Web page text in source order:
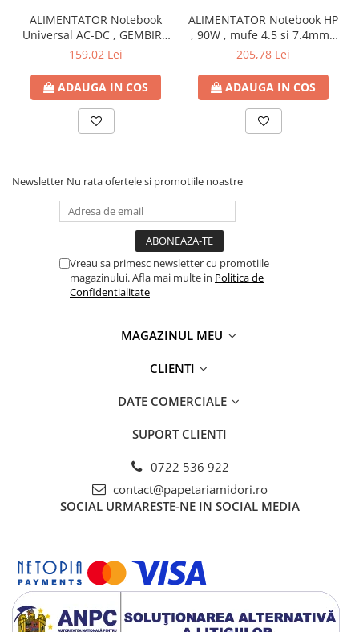
Perforatoare
Suporturi pentru birou
Caiete si blocuri de desen
Coperti pentru caiete si carti
Tempera, guase si acuarele
Carioci
Creioane colorate
Ascutitori si radiere
Creta si creioane cerate
Cartuse originale
Benzi etichete originale Brother
Cartuse originale Develop
Cartuse originale Epson
Cartuse originale HP
ALIMENTATOR Notebook
Universal AC-DC , GEMBIRD
, 90W - tensiuni
DC la 4.5 A max , protectie
la supratensiuni Cod
Produs: NPA-AC1D
159,02 Lei
ADAUGA IN COS
ALIMENTATOR Notebook HP
, 90W , mufe 4.5 si 7.4mm ,
Cod Produs: H6Y90AA
205,78 Lei
ADAUGA IN COS
Newsletter Nu rata ofertele si promotiile noastre
Vreau sa primesc newsletter cu promotiile
magazinului. Afla mai multe in Politica de
Confidentialitate
MAGAZINUL MEU
CLIENTI
DATE COMERCIALE
SUPORT CLIENTI
0722 536 922
contact@papetariamidori.ro
SOCIAL URMARESTE-NE IN SOCIAL MEDIA